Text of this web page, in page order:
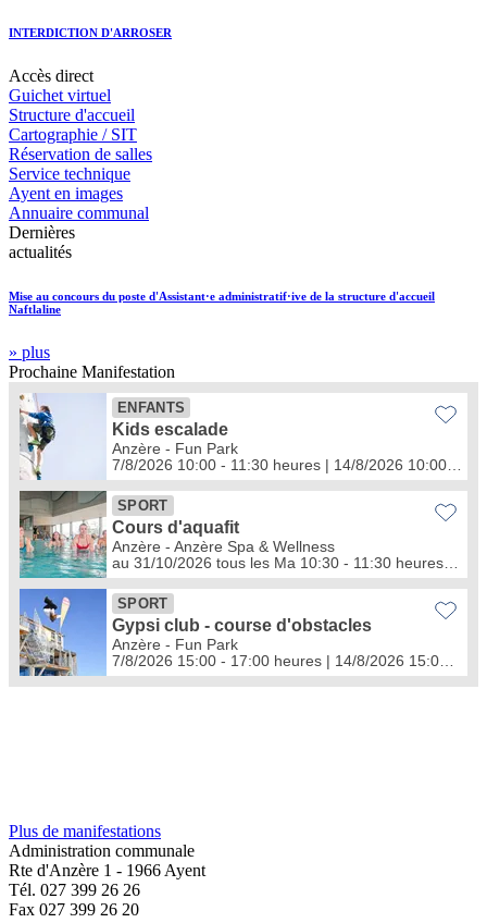
INTERDICTION D'ARROSER
Accès direct
Guichet virtuel
Structure d'accueil
Cartographie / SIT
Réservation de salles
Service technique
Ayent en images
Annuaire communal
Dernières
actualités
Mise au concours du poste d'Assistant·e administratif·ive de la structure d'accueil
Naftlaline
» plus
Prochaine Manifestation
Plus de manifestations
Administration communale
Rte d'Anzère 1 - 1966 Ayent
Tél. 027 399 26 26
Fax 027 399 26 20